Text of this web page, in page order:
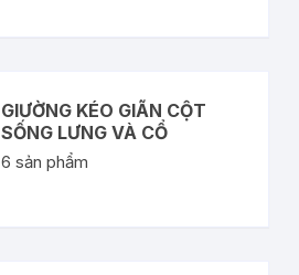
GIƯỜNG KÉO GIÃN CỘT
SỐNG LƯNG VÀ CỔ
6 sản phẩm